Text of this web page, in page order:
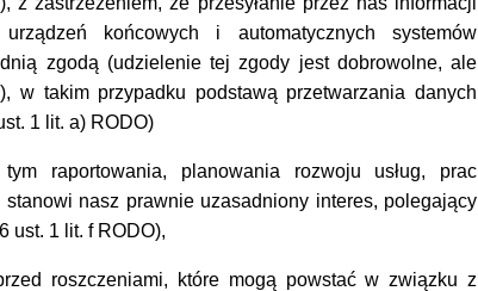
końcowych i automatycznych systemów
zgodą (udzielenie tej zgody jest dobrowolne, ale
w takim przypadku podstawą przetwarzania danych
1 lit. a) RODO)
raportowania, planowania rozwoju usług, prac
nasz prawnie uzasadniony interes, polegający
ust. 1 lit. f RODO),
roszczeniami, które mogą powstać w związku z